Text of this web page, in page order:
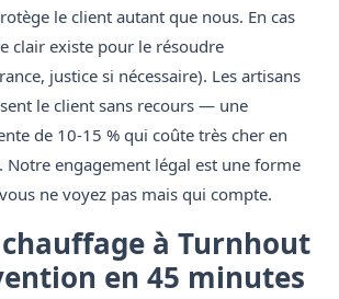
le client autant que nous. En cas
clair existe pour le résoudre
justice si nécessaire). Les artisans
le client sans recours — une
de 10-15 % qui coûte très cher en
Notre engagement légal est une forme
ne voyez pas mais qui compte.
à Turnhout
en 45 minutes